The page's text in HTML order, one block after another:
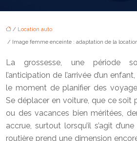
/ Location auto
/ Image femme enceinte : adaptation de la
La grossesse, une période
l’anticipation de l’arrivée d’un
le moment de planifier des
Se déplacer en voiture, que ce soit
ou des vacances bien méritées,
accrue, surtout lorsqu’il s’agit
routière prend une dimension